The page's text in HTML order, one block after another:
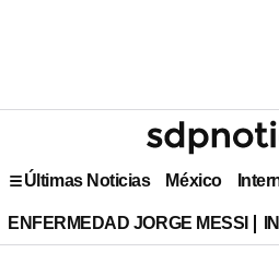
Últimas Noticias México
ENFERMEDAD JORGE MESSI